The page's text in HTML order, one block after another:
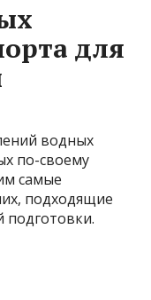
для
водных
по-своему
самые
подходящие
подготовки.